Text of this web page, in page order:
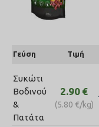
Γεύση Τιμή
Συκώτι
Βοδινού
&
Πατάτα
2.90 €
(5.80 €/kg)